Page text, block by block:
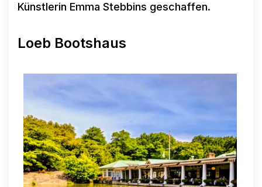
Künstlerin Emma Stebbins geschaffen.
Loeb Bootshaus